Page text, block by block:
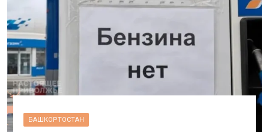
БАШКОРТОСТАН